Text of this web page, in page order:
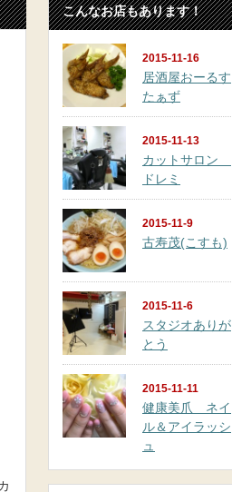
こんなお店もあります！
2015-11-16
居酒屋おーるす
たぁず
2015-11-13
カットサロン
ドレミ
2015-11-9
古寿茂(こすも)
2015-11-6
スタジオありが
とう
2015-11-11
健康美爪 ネイ
ル＆アイラッシ
ュ